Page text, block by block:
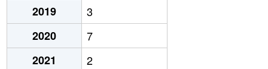
2019
3
2020
7
2021
2